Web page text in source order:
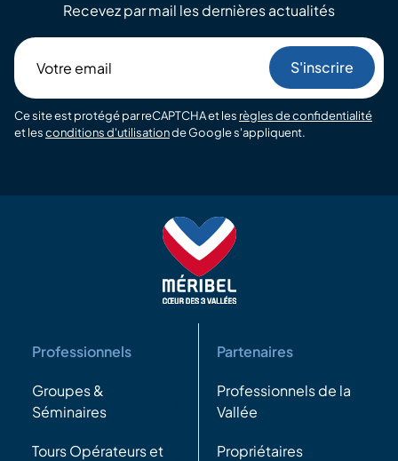
Recevez par mail les dernières actualités
email
Ce site est protégé par reCAPTCHA et les règles de confidentialité
et lesconditions d'utilisationde Google s'appliquent.
Professionnels
Groupes &
Séminaires
Tours Opérateurs et
Partenaires
Professionnels de la
Vallée
Propriétaires